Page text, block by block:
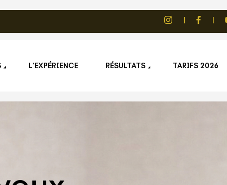
L’EXPÉRIENCE RÉSULTATS TARIFS 2026